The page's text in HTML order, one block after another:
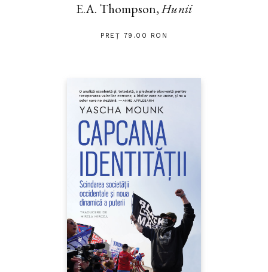
E.A. Thompson,Hunii
PREȚ 79.00 RON